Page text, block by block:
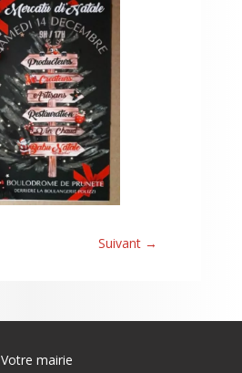
Suivant →
Votre mairie